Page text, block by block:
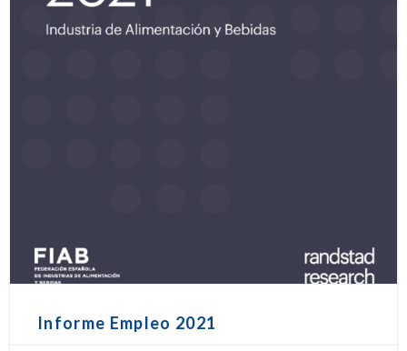
Informe Empleo 2021